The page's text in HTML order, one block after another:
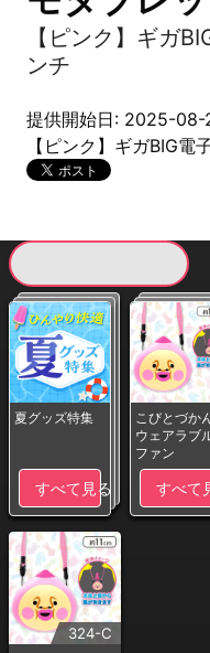
【ピンク】ギガ
ンチ
提供開始日: 2025-
【ピンク】ギガBIG電
夏グッズ特集
すべて見る
こびとづか
ウェアラブ
ファン
すべて
324-C